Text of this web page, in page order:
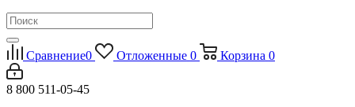
Сравнение0 Отложенные 0 Корзина 0
8 800 511-05-45